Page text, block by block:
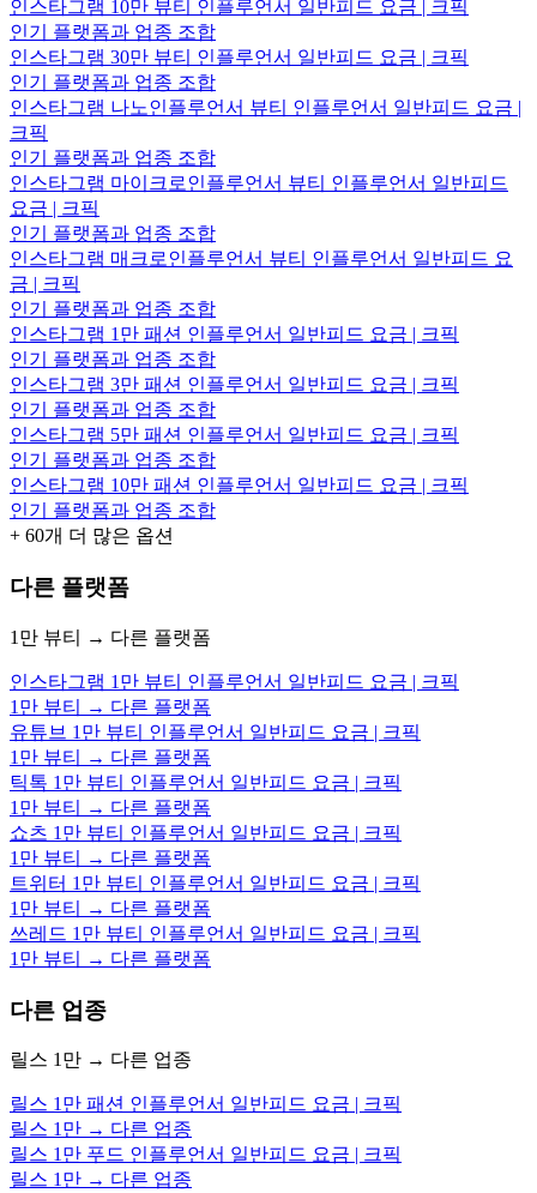
인스타그램 10만 뷰티 인플루언서 일반피드 요금 | 크픽
인기 플랫폼과 업종 조합
인스타그램 30만 뷰티 인플루언서 일반피드 요금 | 크픽
인기 플랫폼과 업종 조합
인스타그램 나노인플루언서 뷰티 인플루언서 일반피드 요금 |
크픽
인기 플랫폼과 업종 조합
인스타그램 마이크로인플루언서 뷰티 인플루언서 일반피드
요금 | 크픽
인기 플랫폼과 업종 조합
인스타그램 매크로인플루언서 뷰티 인플루언서 일반피드 요
금 | 크픽
인기 플랫폼과 업종 조합
인스타그램 1만 패션 인플루언서 일반피드 요금 | 크픽
인기 플랫폼과 업종 조합
인스타그램 3만 패션 인플루언서 일반피드 요금 | 크픽
인기 플랫폼과 업종 조합
인스타그램 5만 패션 인플루언서 일반피드 요금 | 크픽
인기 플랫폼과 업종 조합
인스타그램 10만 패션 인플루언서 일반피드 요금 | 크픽
인기 플랫폼과 업종 조합
+ 60개 더 많은 옵션
다른 플랫폼
1만 뷰티 → 다른 플랫폼
인스타그램 1만 뷰티 인플루언서 일반피드 요금 | 크픽
1만 뷰티 → 다른 플랫폼
유튜브 1만 뷰티 인플루언서 일반피드 요금 | 크픽
1만 뷰티 → 다른 플랫폼
틱톡 1만 뷰티 인플루언서 일반피드 요금 | 크픽
1만 뷰티 → 다른 플랫폼
쇼츠 1만 뷰티 인플루언서 일반피드 요금 | 크픽
1만 뷰티 → 다른 플랫폼
트위터 1만 뷰티 인플루언서 일반피드 요금 | 크픽
1만 뷰티 → 다른 플랫폼
쓰레드 1만 뷰티 인플루언서 일반피드 요금 | 크픽
1만 뷰티 → 다른 플랫폼
다른 업종
릴스 1만 → 다른 업종
릴스 1만 패션 인플루언서 일반피드 요금 | 크픽
릴스 1만 → 다른 업종
릴스 1만 푸드 인플루언서 일반피드 요금 | 크픽
릴스 1만 → 다른 업종